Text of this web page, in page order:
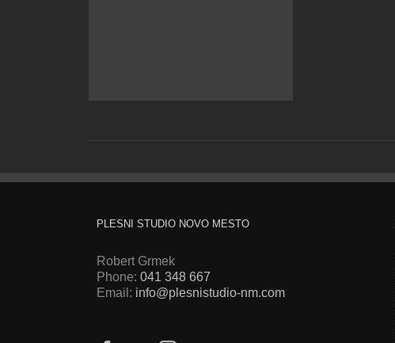
PLESNI STUDIO NOVO MESTO
Robert Grmek
Phone: 041 348 667
Email: info@plesnistudio-nm.com